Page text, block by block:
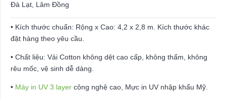
Đà Lạt, Lâm Đồng
• Kích thước chuẩn: Rộng x Cao: 4,2 x 2,8 m. Kích thước khác
đặt hàng theo yêu cầu.
• Chất liệu: Vải Cotton không dệt cao cấp, không thấm, không
rêu mốc, vệ sinh dễ dàng.
• Máy in UV 3 layer công nghệ cao, Mực in UV nhập khẩu Mỹ.